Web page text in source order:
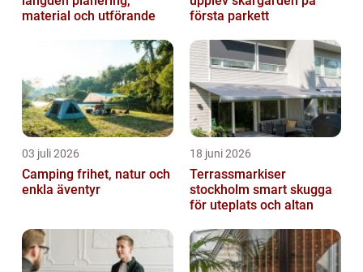
material och utförande
första parkett
03 juli 2026
Camping frihet, natur och
enkla äventyr
18 juni 2026
Terrassmarkiser
stockholm smart skugga
för uteplats och altan